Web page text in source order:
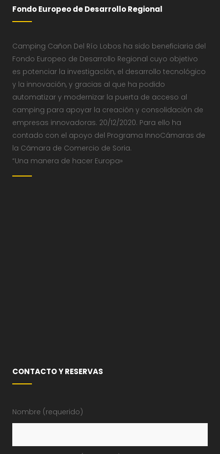
Fondo Europeo de Desarrollo Regional
Camping Cañon Del Río Lobos ha sido beneficiaria del
Fondo Europeo de Desarrollo Regional cuyo objetivo
es potenciar la investigación, el desarrollo tecnológico
y la innovación, y gracias al que ha podido
automatizar y modernizar la puerta de acceso al
camping para apoyar la creación y consolidación de
empresas innovadoras. 20/12/2020. Para ello ha
contado con el apoyo del Programa InnoCámaras de
la Cámara de Comercio de Soria.
“Una manera de hacer Europa»
CONTACTO Y RESERVAS
Nombre (requerido)